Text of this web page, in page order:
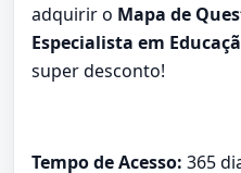
adquirir o Mapa de
Especialista em
super desconto!
Tempo de Acesso: 365